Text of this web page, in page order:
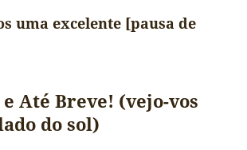
uma excelente [pausa de
Até Breve! (vejo-vos
do sol)